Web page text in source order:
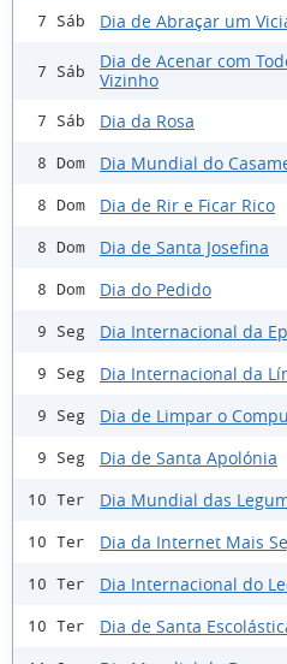
7 Sáb Dia de Abraçar um
7 Sáb
Dia de Acenar com
Vizinho
7 Sáb Dia da Rosa
8 Dom Dia Mundial do
8 Dom Dia de Rir e Ficar Rico
8 Dom Dia de Santa Josefina
8 Dom Dia do Pedido
9 Seg Dia Internacional da
9 Seg Dia Internacional da
9 Seg Dia de Limpar o
9 Seg Dia de Santa Apolónia
10 Ter Dia Mundial das
10 Ter Dia da Internet Mais
10 Ter Dia Internacional do
10 Ter Dia de Santa